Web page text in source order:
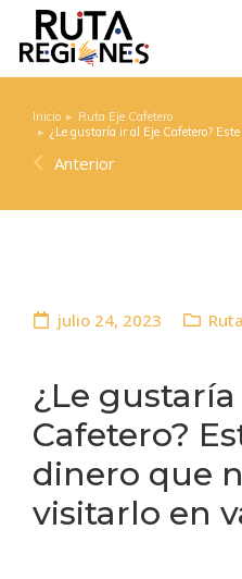
Estás aquí:
Inicio
Ruta Eje Cafetero
¿Le gustaría ir al Eje Cafetero?
Anterior
julio 24, 2023
¿Le
Cafetero?
dinero que
visitarlo en